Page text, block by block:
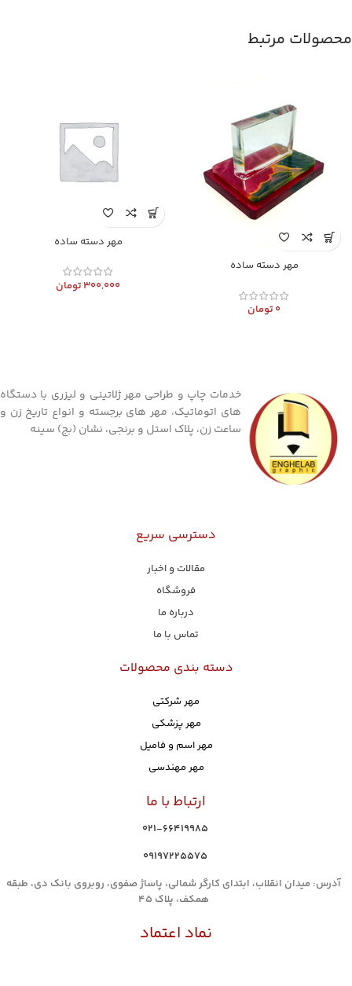
محصولات مرتبط
مهر دسته ساده
0 تومان
مهر دسته ساده
300,000تومان
خدمات چاپ و طراحی مهر ژلاتینی و لیزری با دستگاه
های اتوماتیک، مهر های برجسته و انواع تاریخ زن و
ساعت زن، پلاک استل و برنجی، نشان (بج) سینه
دسترسی سریع
مقالات و اخبار
فروشگاه
درباره ما
تماس با ما
دسته بندی محصولات
مهر شرکتی
مهر پزشکی
مهر اسم و فامیل
مهر مهندسی
ارتباط با ما
021-66419985
۰۹۱۹۷۲۲۵۵۷۵
آدرس: میدان انقلاب، ابتدای کارگر شمالی، پاساژ صفوی، روبروی بانک دی، طبقه
همکف، پلاک 45
نماد اعتماد